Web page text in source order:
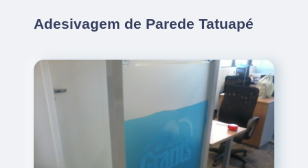
Adesivagem de Parede Tatuapé